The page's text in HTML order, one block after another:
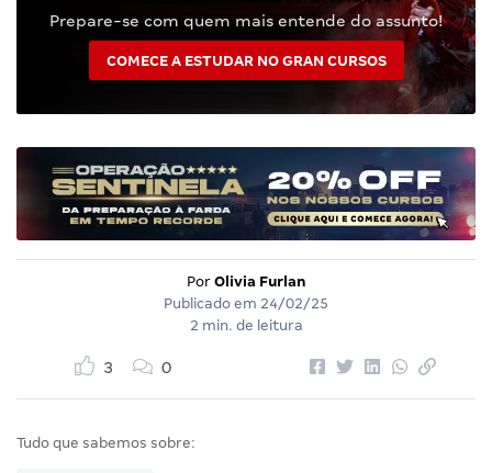
Prepare-se com quem mais entende do assunto!
COMECE A ESTUDAR NO GRAN CURSOS
Por Olivia Furlan
Publicado em 24/02/25
2 min. de leitura
3 0
Tudo que sabemos sobre: